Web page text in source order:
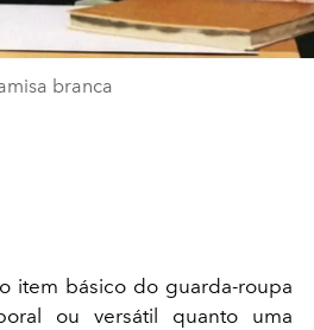
branca
item básico do guarda-roupa
ou versátil quanto uma